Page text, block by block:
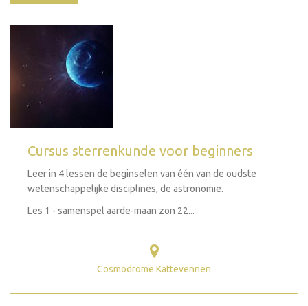
Cursus sterrenkunde voor beginners
Leer in 4 lessen de beginselen van één van de oudste
wetenschappelijke disciplines, de astronomie.
Les 1 - samenspel aarde-maan zon 22...
Cosmodrome Kattevennen